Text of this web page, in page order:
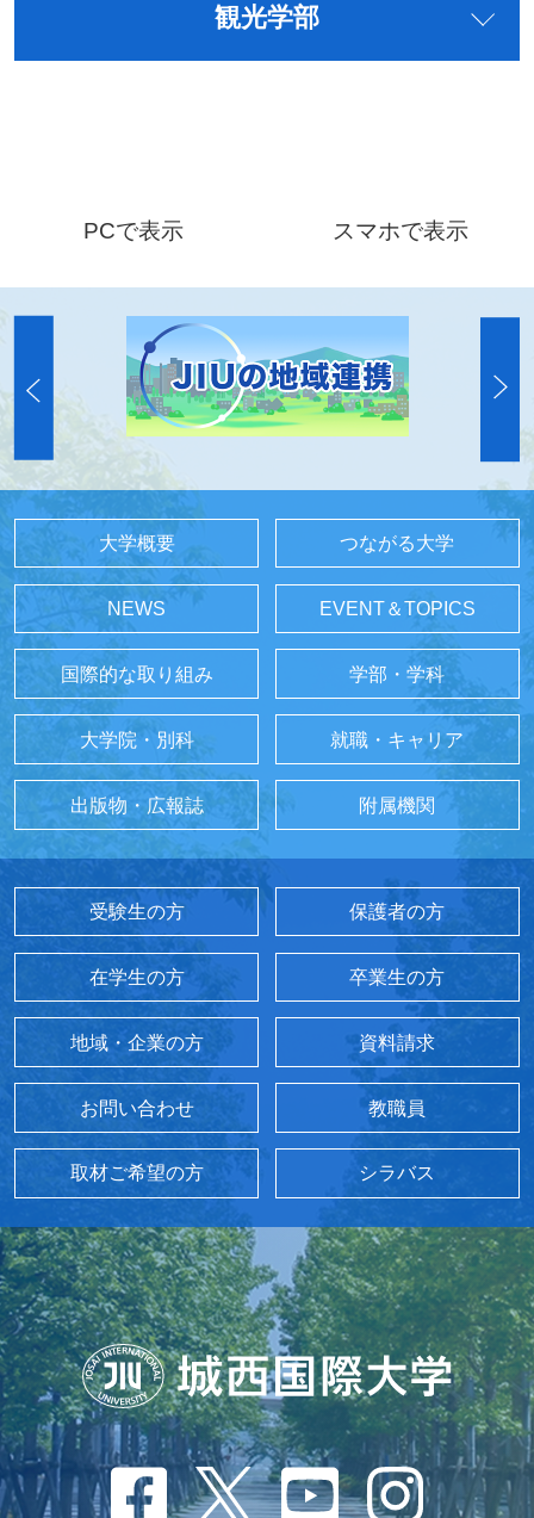
観光学部
PCで表示 スマホで表示
大学概要 つながる大学
NEWS EVENT＆TOPICS
国際的な取り組み 学部・学科
大学院・別科 就職・キャリア
出版物・広報誌 附属機関
受験生の方 保護者の方
在学生の方 卒業生の方
地域・企業の方 資料請求
お問い合わせ 教職員
取材ご希望の方 シラバス